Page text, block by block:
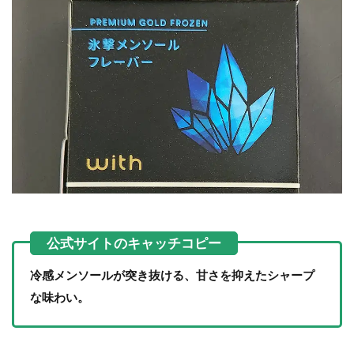
冷感メンソールが突き抜ける、甘さを抑えたシャープ
な味わい。